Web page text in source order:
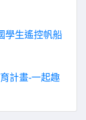
學生遙控帆船
計畫-一起趣